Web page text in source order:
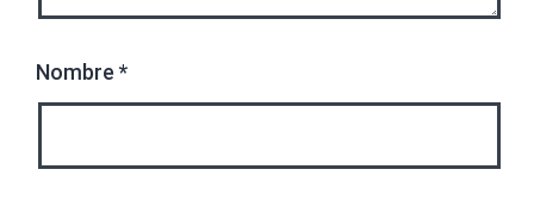
Nombre *